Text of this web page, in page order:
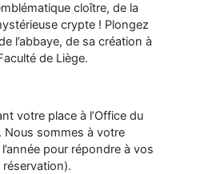
cloître, de la
crypte ! Plongez
l’abbaye, de sa création à
de Liège.
votre place à l’Office du
Nous sommes à votre
pour répondre à vos